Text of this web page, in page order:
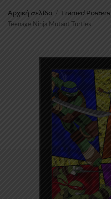
Αρχική σελίδα / Framed Posters
Teenage Ninja Mutant Turtles